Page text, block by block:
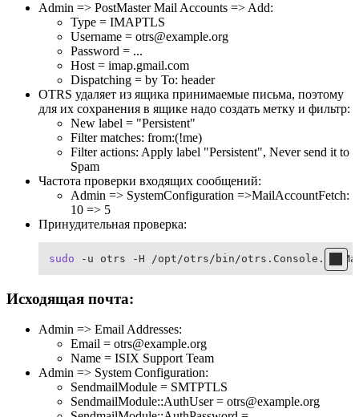
Admin => PostMaster Mail Accounts => Add:
Type = IMAPTLS
Username = otrs@example.org
Password = ...
Host = imap.gmail.com
Dispatching = by To: header
OTRS удаляет из ящика принимаемые письма, поэтому
для их сохранения в ящике надо создать метку и фильтр:
New label = "Persistent"
Filter matches: from:(!me)
Filter actions: Apply label "Persistent", Never send it to
Spam
Частота проверки входящих сообщений:
Admin => SystemConfiguration =>MailAccountFetch:
10 => 5
Принудительная проверка:
sudo -u otrs -H /opt/otrs/bin/otrs.Console.pl
Исходящая почта:
Admin => Email Addresses:
Email = otrs@example.org
Name = ISIX Support Team
Admin => System Configuration:
SendmailModule = SMTPTLS
SendmailModule::AuthUser = otrs@example.org